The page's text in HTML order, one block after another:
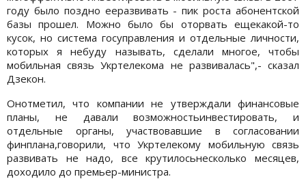
году было поздно ееразвивать - пик роста абонентской
базы прошел. Можно было бы оторвать ещекакой-то
кусок, но система госуправления и отдельные личности,
которых я небуду называть, сделали многое, чтобы
мобильная связь Укртелекома не развивалась",- сказал
Дзекон.
Онотметил, что компании не утверждали финансовые
планы, не давали возможностьинвестировать, и
отдельные органы, участвовавшие в согласовании
финплана,говорили, что Укртелекому мобильную связь
развивать не надо, все крутилосьнесколько месяцев,
доходило до премьер-министра.